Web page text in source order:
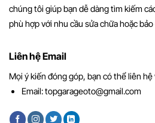
chúng tôi giúp bạn dễ dàng tìm kiếm
phù hợp với nhu cầu sửa chữa hoặc
Liên hệ Email
Mọi ý kiến đóng góp, bạn có thể liên
Email:topgarageoto@gmail.com